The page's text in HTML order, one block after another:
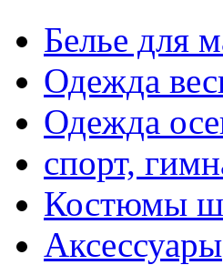
Белье для
Одежда
Одежда
спорт,
Костюмы
Аксессуары